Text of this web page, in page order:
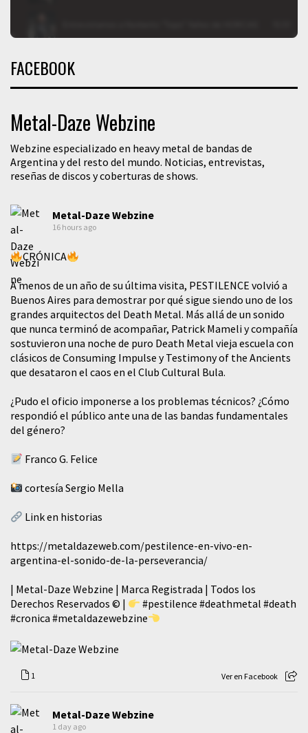
FACEBOOK
Metal-Daze Webzine
Webzine especializado en heavy metal de bandas de
Argentina y del resto del mundo. Noticias, entrevistas,
reseñas de discos y coberturas de shows.
Metal-Daze Webzine
16 hours ago
CRÓNICA
A menos de un año de su última visita, PESTILENCE volvió a
Buenos Aires para demostrar por qué sigue siendo uno de los
grandes arquitectos del Death Metal. Más allá de un sonido
que nunca terminó de acompañar, Patrick Mameli y compañía
sostuvieron una noche de puro Death Metal vieja escuela con
clásicos de Consuming Impulse y Testimony of the Ancients
que desataron el caos en el Club Cultural Bula.
¿Pudo el oficio imponerse a los problemas técnicos? ¿Cómo
respondió el público ante una de las bandas fundamentales
del género?
Franco G. Felice
cortesía Sergio Mella
Link en historias
https://metaldazeweb.com/pestilence-en-vivo-en-
argentina-el-sonido-de-la-perseverancia/
| Metal-Daze Webzine | Marca Registrada | Todos los
Derechos Reservados © |
#pestilence #deathmetal #death
#cronica #metaldazewebzine
1 Ver en Facebook
Metal-Daze Webzine
1 day ago